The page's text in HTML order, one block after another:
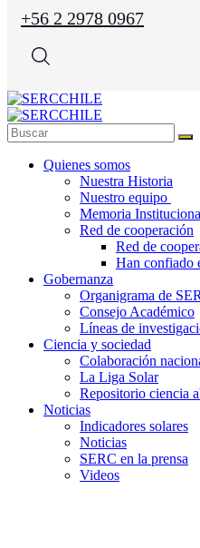
+56 2 2978 0967
Quienes somos
Nuestra Historia
Nuestro equipo
Memoria
Red de cooperación
Red de
Han confiado
Gobernanza
Organigrama de
Consejo Académico
Líneas de
Ciencia y sociedad
Colaboración
La Liga Solar
Repositorio ciencia
Noticias
Indicadores solares
Noticias
SERC en la prensa
Videos